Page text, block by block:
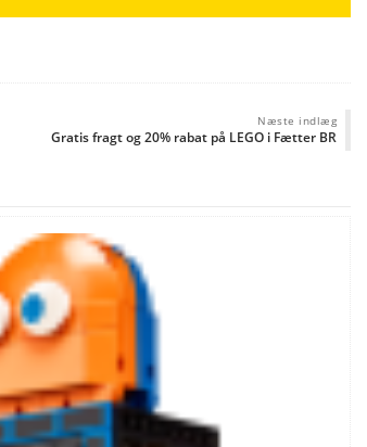
Næste indlæg
Gratis fragt og 20% rabat på LEGO i Fætter BR